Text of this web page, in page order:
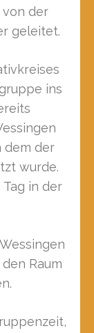
von der
geleitet.
ins
dem der
wurde.
in der
Raum